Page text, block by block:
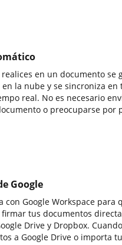
en un documento se
la nube y se sincroniza en
real. No es necesario
o preocuparse por
Google
con Google Workspace para
tus documentos
Drive y Dropbox.
a Google Drive o importa